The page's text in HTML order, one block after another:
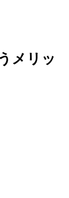
メリッ